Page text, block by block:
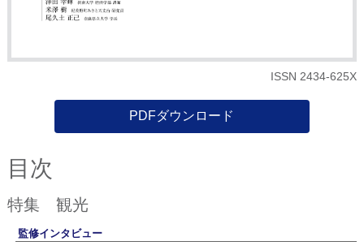
ISSN 2434-625X
PDFダウンロード
目次
特集 観光
監修インタビュー